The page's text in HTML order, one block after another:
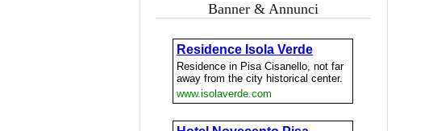
Banner & Annunci